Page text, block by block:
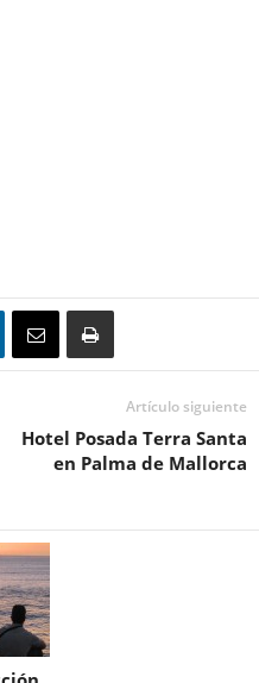
Artículo siguiente
Hotel Posada Terra Santa
en Palma de Mallorca